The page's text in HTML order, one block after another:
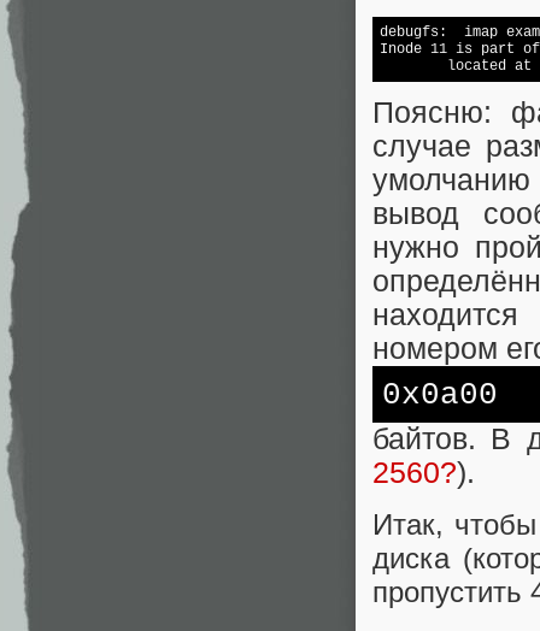
Inode 11 is part
located at
Поясню:
случае
умолчанию
вывод
нужно
номером
0x0a00
байтов. В
2560?).
Итак,
диска
пропустить